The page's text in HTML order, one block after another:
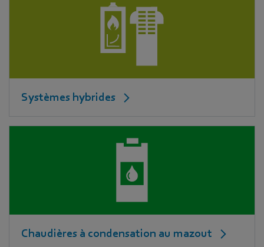
Systèmes hybrides
Chaudières à condensation au mazout